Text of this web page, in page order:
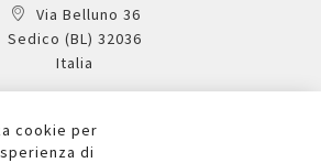
Via Belluno 36
Sedico (BL) 32036
Italia
info@dueufficio.it
Form di contatto
cookie per
di